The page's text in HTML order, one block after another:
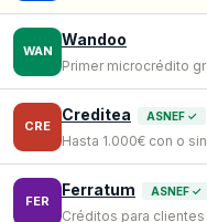
WAN
Wandoo
Primer microcrédito
CRE
Creditea ASNEF ✓
Hasta 1.000€ con o
FER
Ferratum ASNEF ✓
Créditos para